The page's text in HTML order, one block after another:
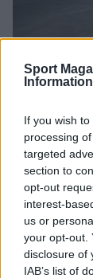
Sport
Information
If you wish
processing
targeted
section to
opt-out
interest-
us or
your opt-out.
disclosure of
IAB’s list of
Governo
auto
Francesca
NOTIZIE